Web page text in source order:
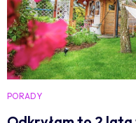
PORADY